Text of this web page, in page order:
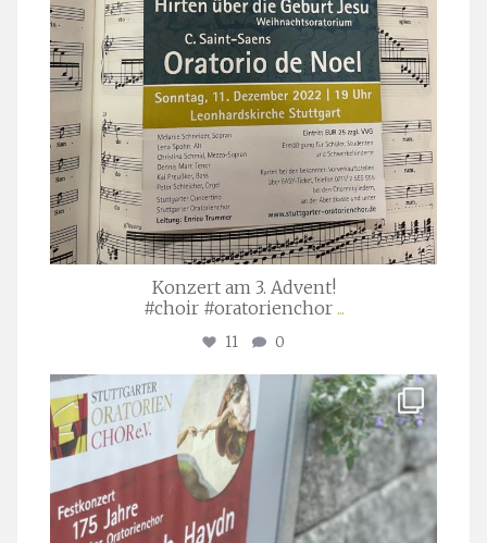
Konzert am 3. Advent!
#choir #oratorienchor ...
11 0
stuttgarter_oratorienchor
Juli 23